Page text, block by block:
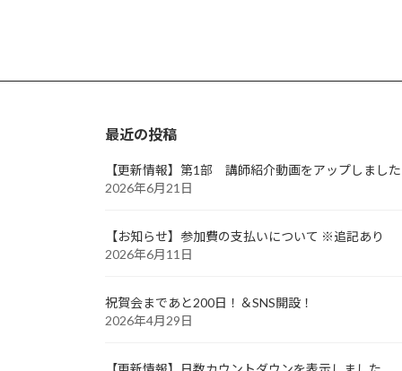
最近の投稿
【更新情報】第1部 講師紹介動画をアップしました
2026年6月21日
【お知らせ】参加費の支払いについて ※追記あり
2026年6月11日
祝賀会まであと200日！＆SNS開設！
2026年4月29日